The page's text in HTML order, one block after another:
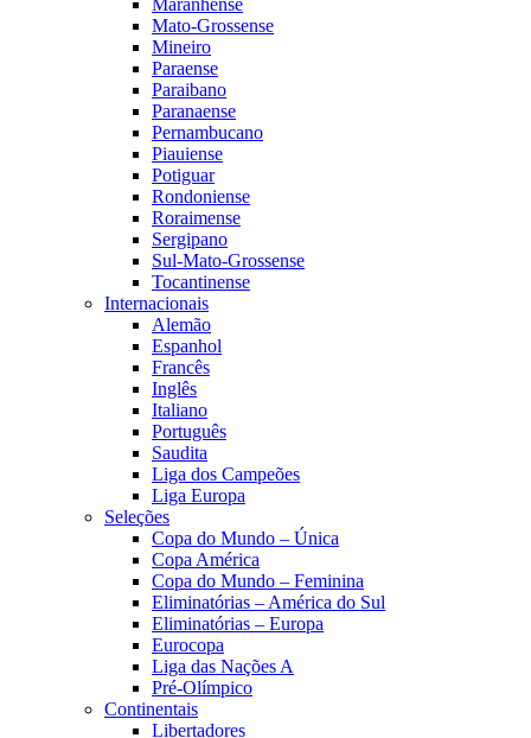
Mato-Grossense
Mineiro
Paraense
Paraibano
Paranaense
Pernambucano
Piauiense
Potiguar
Rondoniense
Roraimense
Sergipano
Sul-Mato-Grossense
Tocantinense
Internacionais
Alemão
Espanhol
Francês
Inglês
Italiano
Português
Saudita
Liga dos Campeões
Liga Europa
Seleções
Copa do Mundo – Única
Copa América
Copa do Mundo – Feminina
Eliminatórias – América do Sul
Eliminatórias – Europa
Eurocopa
Liga das Nações A
Pré-Olímpico
Continentais
Libertadores